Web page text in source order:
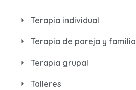
Terapia individual
Terapia de pareja y familia
Terapia grupal
Talleres